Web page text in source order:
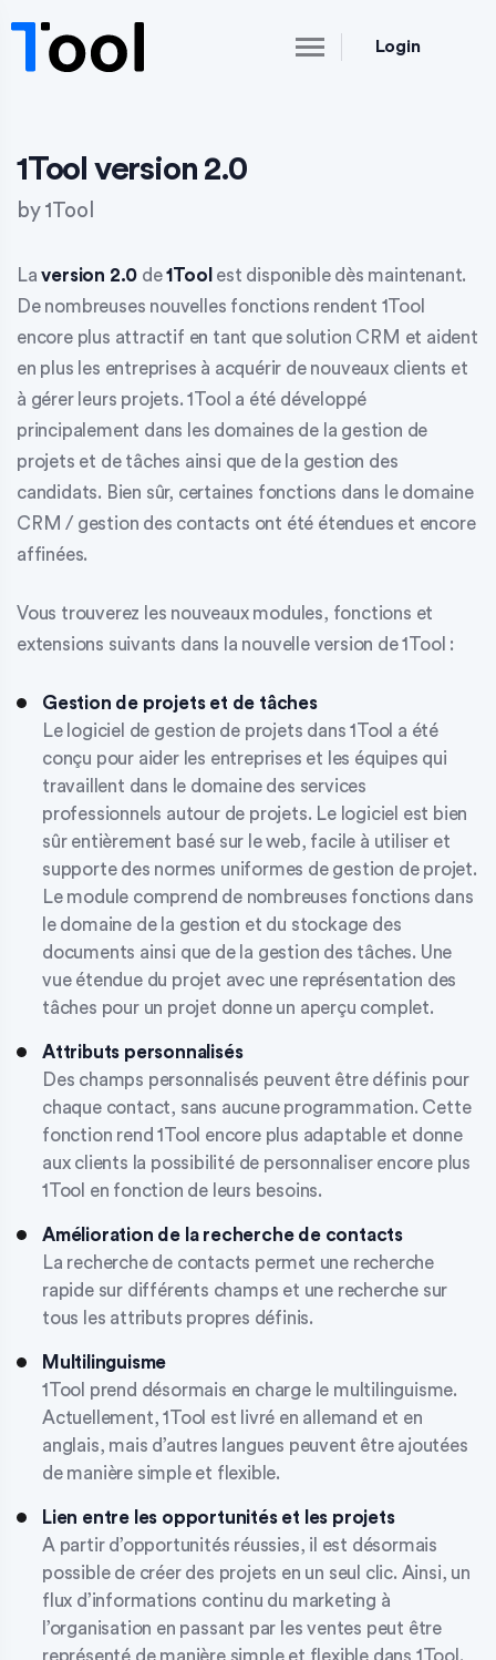
Login
1Tool version 2.0
by1Tool
Laversion 2.0 de1Tool est disponible dès maintenant.
De nombreuses nouvelles fonctions rendent 1Tool
encore plus attractif en tant que solution CRM et aident
en plus les entreprises à acquérir de nouveaux clients et
à gérer leurs projets. 1Tool a été développé
principalement dans les domaines de la gestion de
projets et de tâches ainsi que de la gestion des
candidats. Bien sûr, certaines fonctions dans le domaine
CRM / gestion des contacts ont été étendues et encore
affinées.
Vous trouverez les nouveaux modules, fonctions et
extensions suivants dans la nouvelle version de 1Tool :
Gestion de projets et de tâches
Le logiciel de gestion de projets dans 1Tool a été
conçu pour aider les entreprises et les équipes qui
travaillent dans le domaine des services
professionnels autour de projets. Le logiciel est bien
sûr entièrement basé sur le web, facile à utiliser et
supporte des normes uniformes de gestion de projet.
Le module comprend de nombreuses fonctions dans
le domaine de la gestion et du stockage des
documents ainsi que de la gestion des tâches. Une
vue étendue du projet avec une représentation des
tâches pour un projet donne un aperçu complet.
Attributs personnalisés
Des champs personnalisés peuvent être définis pour
chaque contact, sans aucune programmation. Cette
fonction rend 1Tool encore plus adaptable et donne
aux clients la possibilité de personnaliser encore plus
1Tool en fonction de leurs besoins.
Amélioration de la recherche de contacts
La recherche de contacts permet une recherche
rapide sur différents champs et une recherche sur
tous les attributs propres définis.
Multilinguisme
1Tool prend désormais en charge le multilinguisme.
Actuellement, 1Tool est livré en allemand et en
anglais, mais d’autres langues peuvent être ajoutées
de manière simple et flexible.
Lien entre les opportunités et les projets
A partir d’opportunités réussies, il est désormais
possible de créer des projets en un seul clic. Ainsi, un
flux d’informations continu du marketing à
l’organisation en passant par les ventes peut être
représenté de manière simple et flexible dans 1Tool.